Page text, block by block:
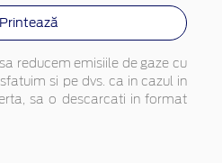
reducem emisiile de gaze cu
si pe dvs. ca in cazul in
sa o descarcati in format